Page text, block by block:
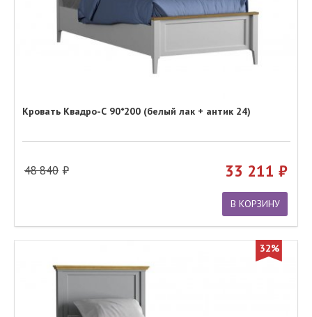
Кровать Квадро-С 90*200 (белый лак + антик 24)
48 840 33 211
В КОРЗИНУ
32%